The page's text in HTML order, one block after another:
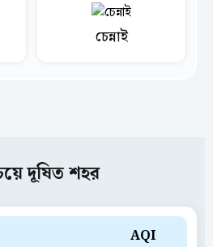
চেন্নাই
দূষিত শহর
AQI